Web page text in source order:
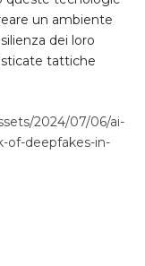
un ambiente
dei loro
tattiche
2024/07/06/ai-
of-deepfakes-in-